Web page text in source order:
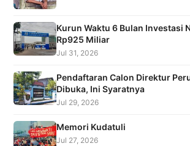
Kurun Waktu 6 Bulan Investasi
Rp925 Miliar
Jul 31, 2026
Pendaftaran Calon Direktur
Dibuka, Ini Syaratnya
Jul 29, 2026
Memori Kudatuli
Jul 27, 2026